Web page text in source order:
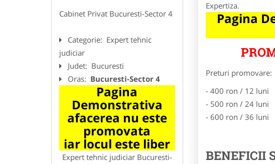
Cabinet Privat Bucuresti-Sector 4
Categorie: Expert tehnic
judiciar
Judet: Bucuresti
Oras: Bucuresti-Sector 4
Pagina
Demonstrativa
afacerea nu este
promovata
iar locul este liber
Expert tehnic judiciar Bucuresti-
Expertiza.
Pagina
Preturi promovare:
- 400 ron / 12 luni
- 500 ron / 24 luni
- 600 ron / 36 luni
BENEFICII